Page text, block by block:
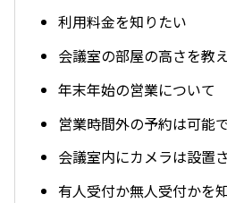
利用料金を知りたい
会議室の部屋の高さを教
年末年始の営業について
営業時間外の予約は可能
会議室内にカメラは設置
有人受付か無人受付かを